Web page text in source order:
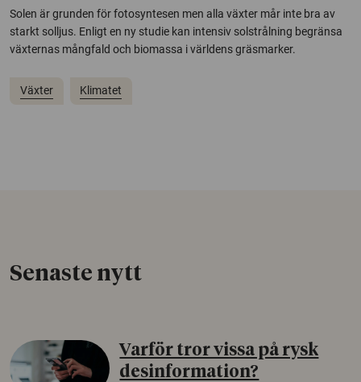
Solen är grunden för fotosyntesen men alla växter mår inte bra av
starkt solljus. Enligt en ny studie kan intensiv solstrålning begränsa
växternas mångfald och biomassa i världens gräsmarker.
Växter Klimatet
Senaste nytt
Varför tror vissa på rysk
desinformation?